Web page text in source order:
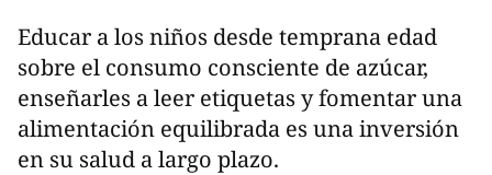
Educar a los niños desde temprana edad
sobre el consumo consciente de azúcar,
enseñarles a leer etiquetas y fomentar una
alimentación equilibrada es una inversión
en su salud a largo plazo.